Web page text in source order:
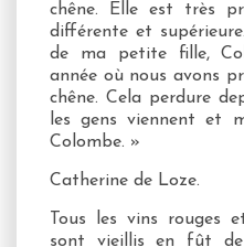
chêne. Elle est très
différente et
de ma petite fille,
année où nous avons
chêne. Cela perdure
les gens viennent et
Colombe. »
Catherine de Loze.
Tous les vins rouges
sont vieillis en fût